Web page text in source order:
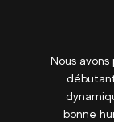
Nous
bonne